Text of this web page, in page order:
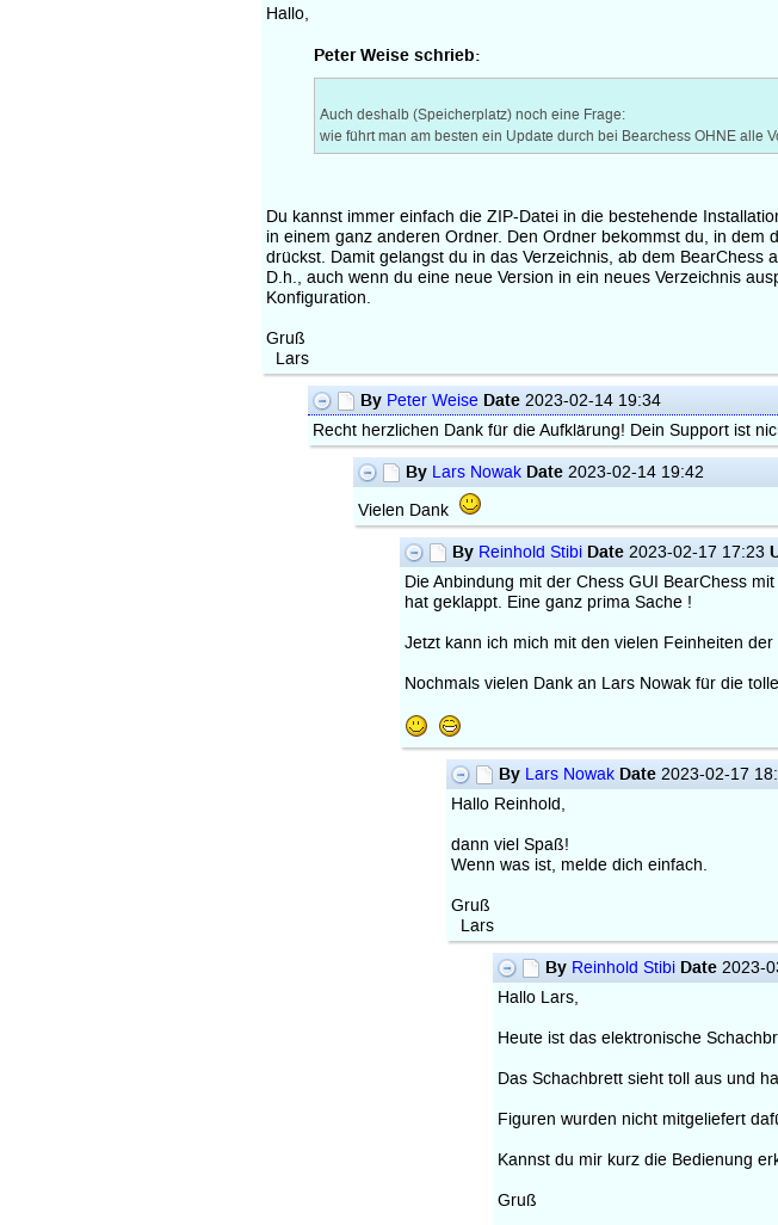
Hallo,
Peter Weise schrieb:
Auch deshalb (Speicherplatz) noch eine Frage:
wie führt man am besten ein Update durch bei Bearchess OHNE alle
Du kannst immer einfach die ZIP-Datei in die bestehende
in einem ganz anderen Ordner. Den Ordner bekommst du, in dem
drückst. Damit gelangst du in das Verzeichnis, ab dem BearChess
D.h., auch wenn du eine neue Version in ein neues Verzeichnis
Konfiguration.
Gruß
Lars
By Peter Weise Date2023-02-14 19:34
Recht herzlichen Dank für die Aufklärung! Dein Support ist
By Lars Nowak Date 2023-02-14 19:42
Vielen Dank
By Reinhold Stibi Date 2023-02-17 17:23
Die Anbindung mit der Chess GUI BearChess
hat geklappt. Eine ganz prima Sache !
Jetzt kann ich mich mit den vielen Feinheiten
Nochmals vielen Dank an Lars Nowak für die
By Lars Nowak Date 2023-02-17
Hallo Reinhold,
dann viel Spaß!
Wenn was ist, melde dich einfach.
Gruß
Lars
By Reinhold Stibi Date 2023-
Hallo Lars,
Heute ist das elektronische
Das Schachbrett sieht toll aus und
Figuren wurden nicht mitgeliefert
Kannst du mir kurz die Bedienung
Gruß